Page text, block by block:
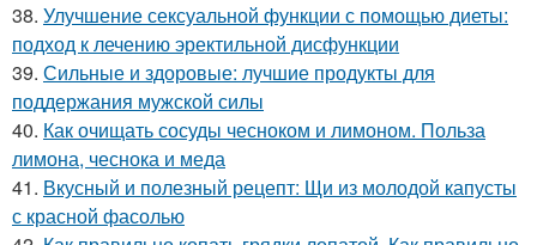
38. Улучшение сексуальной функции с помощью диеты:
подход к лечению эректильной дисфункции
39. Сильные и здоровые: лучшие продукты для
поддержания мужской силы
40. Как очищать сосуды чесноком и лимоном. Польза
лимона, чеснока и меда
41. Вкусный и полезный рецепт: Щи из молодой капусты
с красной фасолью